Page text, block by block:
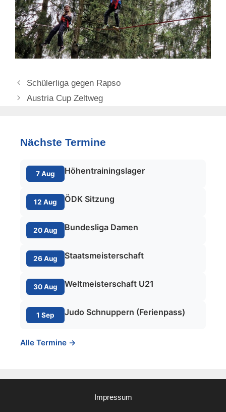
Schülerliga gegen Rapso
Austria Cup Zeltweg
Nächste Termine
7 Aug Höhentrainingslager
12 Aug ÖDK Sitzung
20 Aug Bundesliga Damen
26 Aug Staatsmeisterschaft
30 Aug Weltmeisterschaft U21
1 Sep Judo Schnuppern (Ferienpass)
Alle Termine →
Impressum